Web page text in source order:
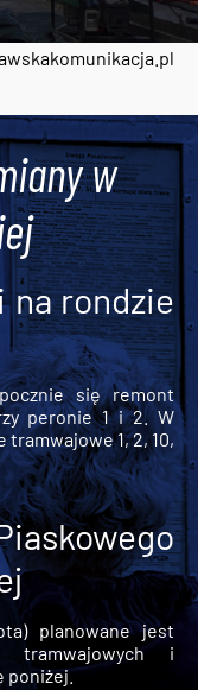
w
na rondzie
się remont
peronie 1 i 2. W
1, 2, 10,
planowane jest
tramwajowych i
poniżej.